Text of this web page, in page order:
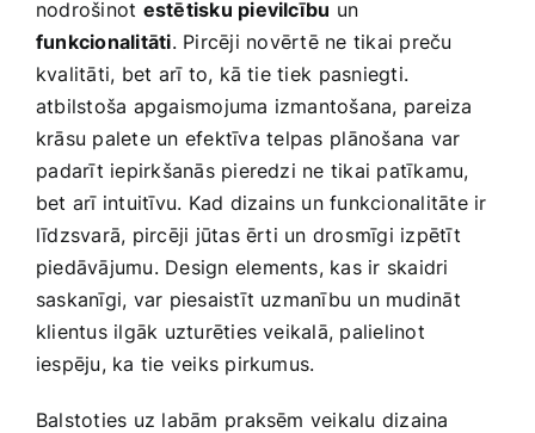
nodrošinot estētisku pievilcību un
funkcionalitāti. Pircēji ⁤novērtē ne tikai preču
kvalitāti,​ bet arī to, kā ​tie tiek⁤ pasniegti.
atbilstoša apgaismojuma izmantošana, pareiza
krāsu palete un efektīva ⁣telpas⁢ plānošana var
⁣padarīt iepirkšanās pieredzi ne tikai patīkamu,⁣
bet arī intuitīvu.​ Kad dizains un‍ funkcionalitāte ir⁢
līdzsvarā, pircēji jūtas ērti un drosmīgi izpētīt
piedāvājumu. Design elements, kas‍ ir skaidri
saskanīgi, var ‌piesaistīt uzmanību un mudināt
klientus ilgāk uzturēties‍ veikalā,‌ palielinot
iespēju, ka tie veiks pirkumus.
Balstoties uz labām ⁤praksēm veikalu dizaina